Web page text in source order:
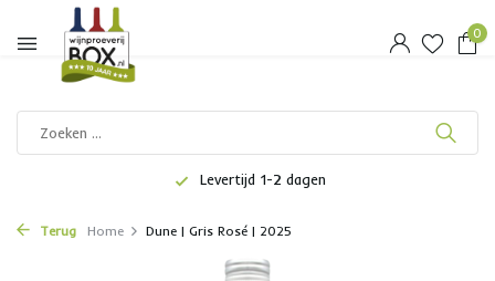
0
Levertijd 1-2 dagen
Terug Home Dune | Gris Rosé | 2025